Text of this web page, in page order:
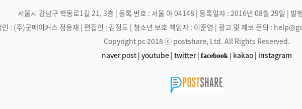
서울시 강남구 학동로1길 21, 3층 | 등록 번호 : 서울 아 04148 | 등록일자 : 2016년 08월 29일 | 발
인 : (주)굿메이커스 정용재 | 편집인 : 김정도 | 청소년 보호 책임자 : 이준영 | 광고 및 제보 문의 :
Copyright pc 2018 ⓒ postshare, Ltd. All Rights Reserved.
naver post | youtube | twitter | facebook | kakao | instagram